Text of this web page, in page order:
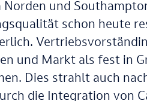
Norden und
schon heute
und Markt als fest in
Dies strahlt auch
die Integration von